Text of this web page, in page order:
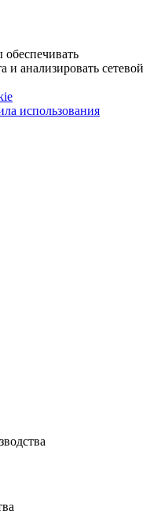
и анализировать сетевой
использования